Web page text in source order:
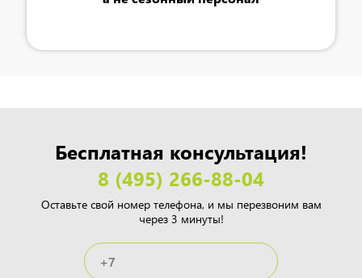
Бесплатная консультация!
8 (495) 266-88-04
Оставьте свой номер телефона, и мы перезвоним вам
через 3 минуты!